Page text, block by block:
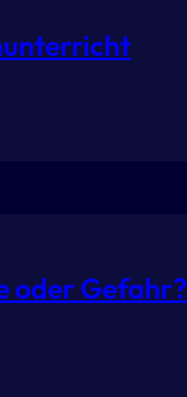
oder Gefahr?